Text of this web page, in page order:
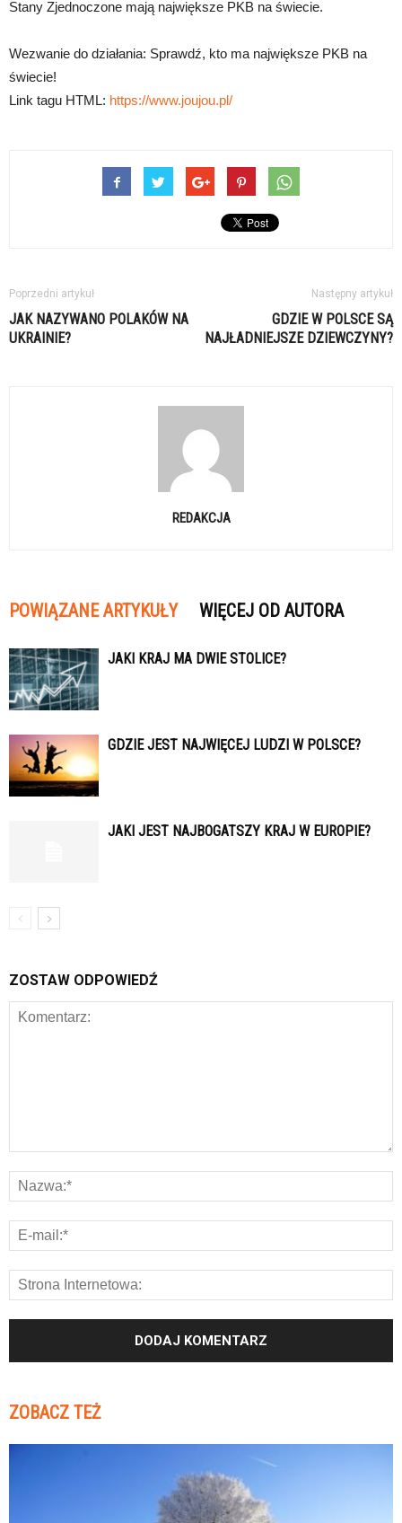
Stany Zjednoczone mają największe PKB na świecie.
Wezwanie do działania: Sprawdź, kto ma największe PKB na
świecie!
Link tagu HTML: https://www.joujou.pl/
Poprzedni artykuł
JAK NAZYWANO POLAKÓW NA
UKRAINIE?
Następny artykuł
GDZIE W POLSCE SĄ
NAJŁADNIEJSZE DZIEWCZYNY?
REDAKCJA
POWIĄZANE ARTYKUŁY WIĘCEJ OD AUTORA
JAKI KRAJ MA DWIE STOLICE?
GDZIE JEST NAJWIĘCEJ LUDZI W POLSCE?
JAKI JEST NAJBOGATSZY KRAJ W EUROPIE?
ZOSTAW ODPOWIEDŹ
ZOBACZ TEŻ